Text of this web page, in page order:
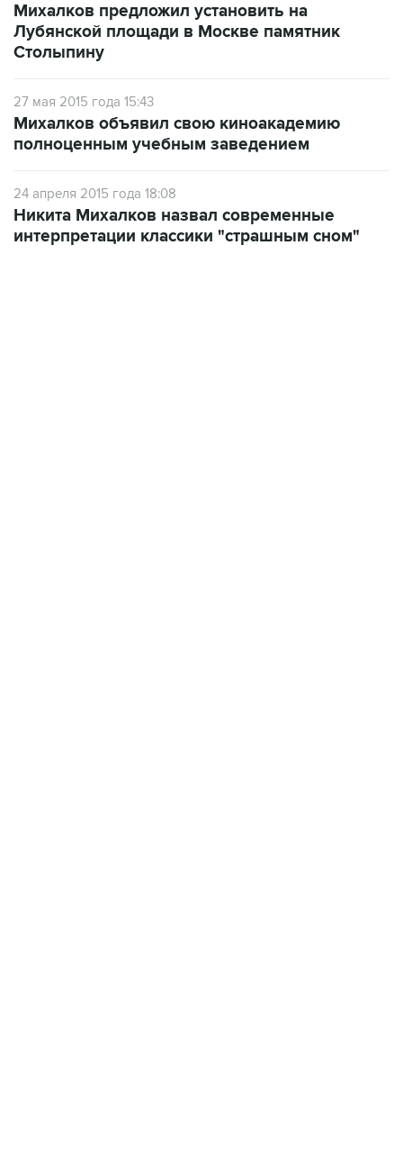
Михалков предложил установить на
Лубянской площади в Москве памятник
Столыпину
27 мая 2015 года 15:43
Михалков объявил свою киноакадемию
полноценным учебным заведением
24 апреля 2015 года 18:08
Никита Михалков назвал современные
интерпретации классики "страшным сном"